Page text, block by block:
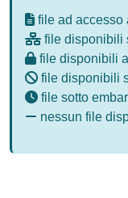
file ad accesso
file disponibili
file disponibili
file disponibili
file sotto
nessun file